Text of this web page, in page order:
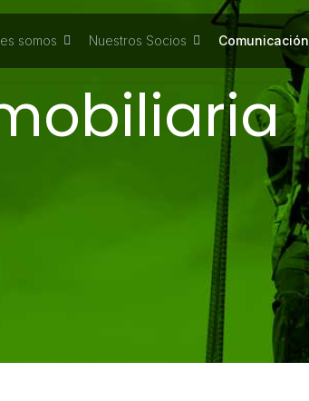
somos Nuestros Socios Comunicación